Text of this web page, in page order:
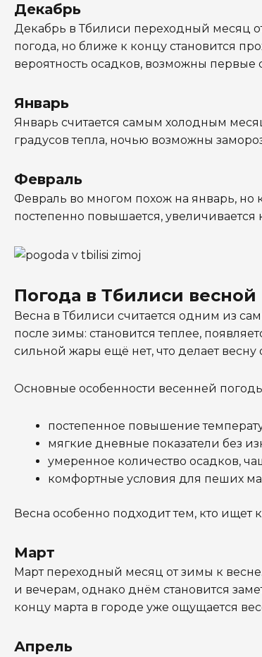
Декабрь
Декабрь в Тбилиси переходный месяц
погода, но ближе к концу становится
вероятность осадков, возможны первые
Январь
Январь считается самым холодным
градусов тепла, ночью возможны
Февраль
Февраль во многом похож на январь,
постепенно повышается,
Погода в Тбилиси весной
Весна в Тбилиси считается одним из
после зимы: становится теплее,
сильной жары ещё нет, что делает
Основные особенности весенней
постепенное повышение
мягкие дневные показатели без
умеренное количество осадков,
комфортные условия для пеших
Весна особенно подходит тем, кто
Март
Март переходный месяц от зимы к
и вечерам, однако днём становится
концу марта в городе уже ощущается
Апрель